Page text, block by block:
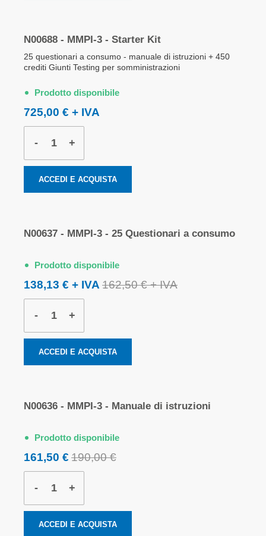
N00688 - MMPI-3 - Starter Kit
25 questionari a consumo - manuale di istruzioni + 450
crediti Giunti Testing per somministrazioni
Prodotto disponibile
725,00 €
- +
ACCEDI E ACQUISTA
N00637 - MMPI-3 - 25 Questionari a consumo
Prodotto disponibile
138,13 € 162,50 €
- +
ACCEDI E ACQUISTA
N00636 - MMPI-3 - Manuale di istruzioni
Prodotto disponibile
161,50 € 190,00 €
- +
ACCEDI E ACQUISTA